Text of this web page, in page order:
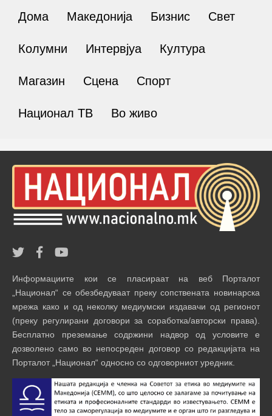
Дома Македонија Бизнис Свет
Колумни Интервјуа Култура
Магазин Сцена Спорт
Национал ТВ Во живо
Информациите кои се пласираат на веб Порталот
„Национал“ се обезбедуваат преку сопствената новинарска
мрежа како и од неколку медиумски издавачи од регионот
(преку регулирани договори за соработка/авторски права).
Бесплатно преземање содржини надвор од условите е
дозволено само во непосреден договор со редакцијата на
Порталот „Национал“ односно со одговорниот уредник.